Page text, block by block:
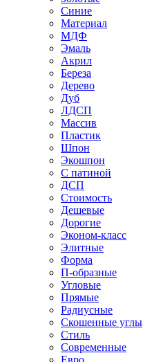
Синие
Материал
МДФ
Эмаль
Акрил
Береза
Дерево
Дуб
ЛДСП
Массив
Пластик
Шпон
Экошпон
С патиной
ДСП
Стоимость
Дешевые
Дорогие
Эконом-класс
Элитные
Форма
П-образные
Угловые
Прямые
Радиусные
Скошенные углы
Стиль
Современные
Евро